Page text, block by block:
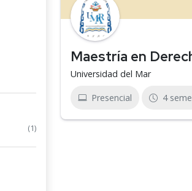
(1)
Maestría en
Universidad del Mar
Presencial 4